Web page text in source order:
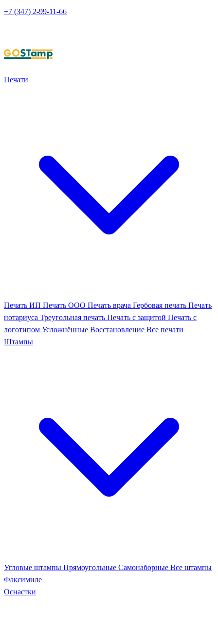
+7 (347) 2-99-11-66
Печати
Печать ИП Печать ООО Печать врача Гербовая печать Печать
нотариуса Треугольная печать Печать с защитой Печать с
логотипом Усложнённые Восстановление Все печати
Штампы
Угловые штампы Прямоугольные Самонаборные Все штампы
Факсимиле
Оснастки